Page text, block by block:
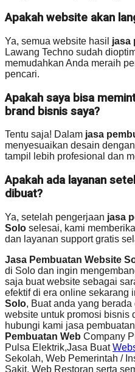
Apakah website akan
Ya, semua website hasil jasa
Lawang Techno sudah
memudahkan Anda meraih
pencari.
Apakah saya bisa
brand bisnis saya?
Tentu saja! Dalam jasa
menyesuaikan desain
tampil lebih profesional dan
Apakah ada layanan
dibuat?
Ya, setelah pengerjaan jasa
Solo selesai, kami
dan layanan support gratis
Jasa Pembuatan Website
di Solo dan ingin
saja buat website sebagai
efektif di era online sekarang
Solo, Buat anda yang
website untuk promosi bisnis
hubungi kami jasa
Pembuatan Web Company
Pulsa Elektrik,Jasa Buat
Sekolah, Web Pemerintah /
Sakit, Web Restoran serta